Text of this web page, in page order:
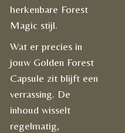
herkenbare Forest
Magic stijl.
Wat er precies in
jouw Golden Forest
Capsule zit blijft een
verrassing. De
inhoud wisselt
regelmatig,